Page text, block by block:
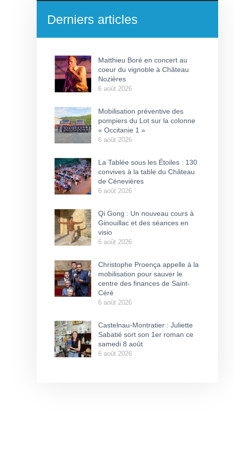
Derniers articles
Matthieu Boré en concert au
coeur du vignoble à Château
Nozières
6 août 2026
Mobilisation préventive des
pompiers du Lot sur la colonne
« Occitanie 1 »
6 août 2026
La Tablée sous les Étoiles : 130
convives à la table du Château
de Cénevières
6 août 2026
Qi Gong : Un nouveau cours à
Ginouillac et des séances en
visio
6 août 2026
Christophe Proença appelle à la
mobilisation pour sauver le
centre des finances de Saint-
Céré
6 août 2026
Castelnau-Montratier : Juliette
Sabatié sort son 1er roman ce
samedi 8 août
6 août 2026